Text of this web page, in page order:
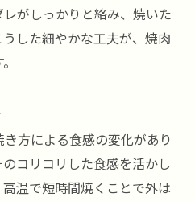
がしっかりと絡み、焼いた
した細やかな工夫が、焼肉
方による食感の変化があり
コリコリした食感を活かし
温で短時間焼くことで外は